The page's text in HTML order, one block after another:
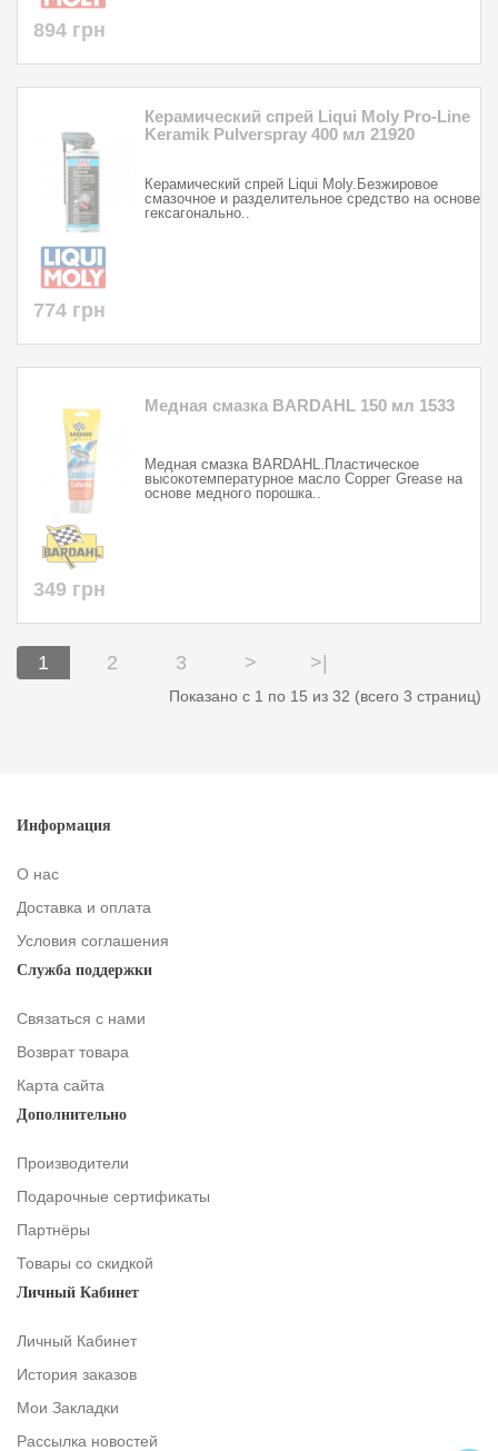
894 грн
Керамический спрей Liqui Moly Pro-Line
Keramik Pulverspray 400 мл 21920
Керамический спрей Liqui Moly.Безжировое
смазочное и разделительное средство на основе
гексагонально..
774 грн
Медная смазка BARDAHL 150 мл 1533
Медная смазка BARDAHL.Пластическое
высокотемпературное масло Соррег Grease на
основе медного порошка..
349 грн
1 2 3 > >|
Показано с 1 по 15 из 32 (всего 3 страниц)
Информация
О нас
Доставка и оплата
Условия соглашения
Служба поддержки
Связаться с нами
Возврат товара
Карта сайта
Дополнительно
Производители
Подарочные сертификаты
Партнёры
Товары со скидкой
Личный Кабинет
Личный Кабинет
История заказов
Мои Закладки
Рассылка новостей